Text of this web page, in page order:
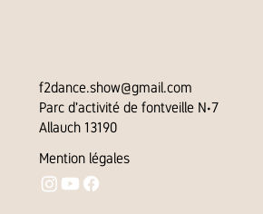
f2dance.show@gmail.com
Parc d'activité de fontveille N•7
Allauch 13190
Mention légales